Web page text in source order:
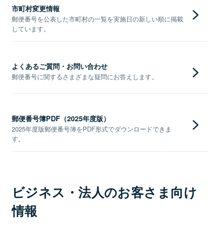
市町村変更情報
郵便番号を公表した市町村の一覧を実施日の新しい順に掲載
しています。
よくあるご質問・お問い合わせ
郵便番号に関するさまざまな疑問にお答えします。
郵便番号簿PDF（2025年度版）
2025年度版郵便番号簿をPDF形式でダウンロードできま
す。
ビジネス・法人のお客さま向け
情報